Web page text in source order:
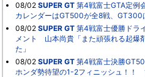
08/02 SUPER GT 第4戦富士GTA定
カレンダーはGT500が全8戦、GT300
08/02 SUPER GT 第4戦富士優勝ドラ
メント 山本尚貴「また頑張れる起爆
た」
08/02 SUPER GT 第4戦富士決勝
ホンダ勢待望の1-2フィニッシュ！！